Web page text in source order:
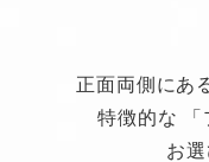
正面両側にあ
特徴的な 「
お選